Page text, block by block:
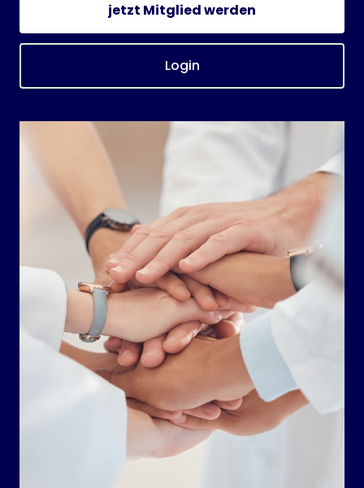
jetzt Mitglied werden
Login